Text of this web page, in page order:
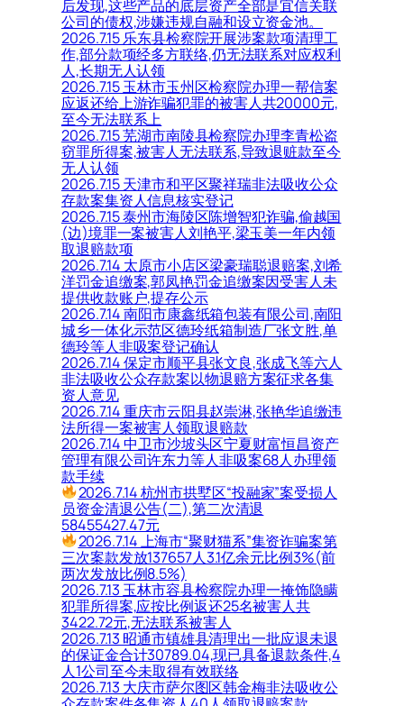
后发现,这些产品的底层资产全部是宜信关联
公司的债权,涉嫌违规自融和设立资金池。
2026.7.15 乐东县检察院开展涉案款项清理工
作,部分款项经多方联络,仍无法联系对应权利
人,长期无人认领
2026.7.15 玉林市玉州区检察院办理一帮信案
应返还给上游诈骗犯罪的被害人共20000元,
至今无法联系上
2026.7.15 芜湖市南陵县检察院办理李青松盗
窃罪所得案,被害人无法联系,导致退赃款至今
无人认领
2026.7.15 天津市和平区聚祥瑞非法吸收公众
存款案集资人信息核实登记
2026.7.15 泰州市海陵区陈增智犯诈骗,偷越国
(边)境罪一案被害人刘艳平,梁玉美一年内领
取退赔款项
2026.7.14 太原市小店区梁豪瑞聪退赔案,刘希
洋罚金追缴案,郭凤艳罚金追缴案因受害人未
提供收款账户,提存公示
2026.7.14 南阳市康鑫纸箱包装有限公司,南阳
城乡一体化示范区德玲纸箱制造厂张文胜,单
德玲等人非吸案登记确认
2026.7.14 保定市顺平县张文良,张成飞等六人
非法吸收公众存款案以物退赔方案征求各集
资人意见
2026.7.14 重庆市云阳县赵崇淋,张艳华追缴违
法所得一案被害人领取退赔款
2026.7.14 中卫市沙坡头区宁夏财富恒昌资产
管理有限公司许东力等人非吸案68人办理领
款手续
2026.7.14 杭州市拱墅区“投融家”案受损人
员资金清退公告(二),第二次清退
58455427.47元
2026.7.14 上海市“聚财猫系”集资诈骗案第
三次案款发放137657人3.1亿余元比例3%(前
两次发放比例8.5%)
2026.7.13 玉林市容县检察院办理一掩饰隐瞒
犯罪所得案,应按比例返还25名被害人共
3422.72元,无法联系被害人
2026.7.13 昭通市镇雄县清理出一批应退未退
的保证金合计30789.04,现已具备退款条件,4
人1公司至今未取得有效联络
2026.7.13 大庆市萨尔图区韩金梅非法吸收公